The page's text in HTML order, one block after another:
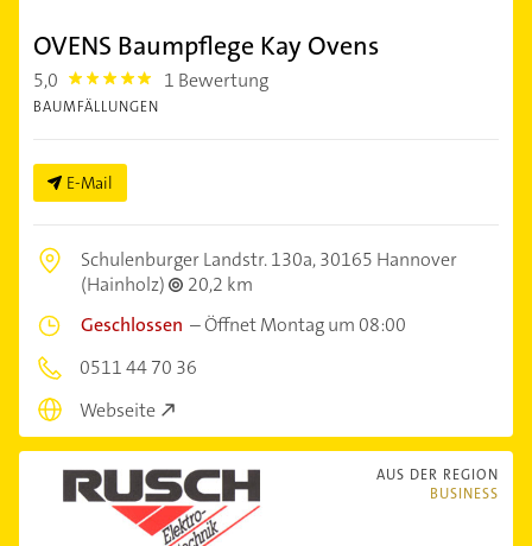
OVENS Baumpflege Kay Ovens
5,0 5.0 1 Bewertung
BAUMFÄLLUNGEN
E-Mail
Schulenburger Landstr. 130a,30165 Hannover
(Hainholz)
20,2 km
Geschlossen –Öffnet Montag um 08:00
0511 44 70 36
Webseite
AUS DER REGION
BUSINESS